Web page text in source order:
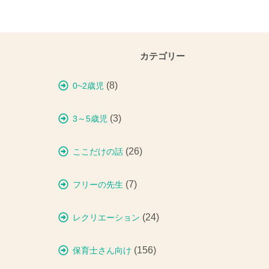
カテゴリー
0~2歳児 (8)
3～5歳児 (3)
ここだけの話 (26)
フリーの先生 (7)
レクリエーション (24)
保育士さん向け (156)